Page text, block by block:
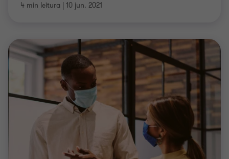
4 min leitura | 10 jun. 2021